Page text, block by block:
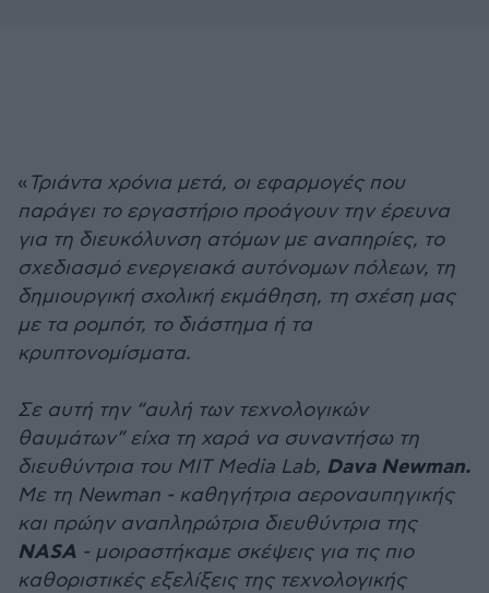
« Τριάντα χρόνια μετά, οι εφαρμογές που
παράγει το εργαστήριο προάγουν την έρευνα
για τη διευκόλυνση ατόμων με αναπηρίες, το
σχεδιασμό ενεργειακά αυτόνομων πόλεων, τη
δημιουργική σχολική εκμάθηση, τη σχέση μας
με τα ρομπότ, το διάστημα ή τα
κρυπτονομίσματα.
Σε αυτή την “αυλή των τεχνολογικών
θαυμάτων” είχα τη χαρά να συναντήσω τη
διευθύντρια του MIT Media Lab, Dava Newman.
Με τη Newman - καθηγήτρια αεροναυπηγικής
και πρώην αναπληρώτρια διευθύντρια της
NASA - μοιραστήκαμε σκέψεις για τις πιο
καθοριστικές εξελίξεις της τεχνολογικής